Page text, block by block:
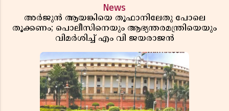
News
അർജുൻ ആയങ്കിയെ തൂഫാനിലേതു പോലെ
തൂക്കണം; പൊലീസിനെയും ആഭ്യന്തരമന്ത്രിയെയും
വിമർശിച്ച് എം വി ജയരാജൻ